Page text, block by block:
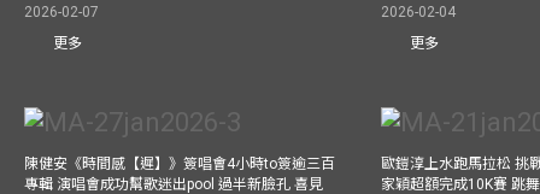
2026-02-07
更多
2026-02-04
更多
陳健安《時間感【遲】》簽唱會4小時to簽逾三百
專輯 演唱會成功幫歌迷出pool 過半新臉孔 喜見
歐鎧淳上水跑馬拉松 挑
家穎超額完成10K賽 跳